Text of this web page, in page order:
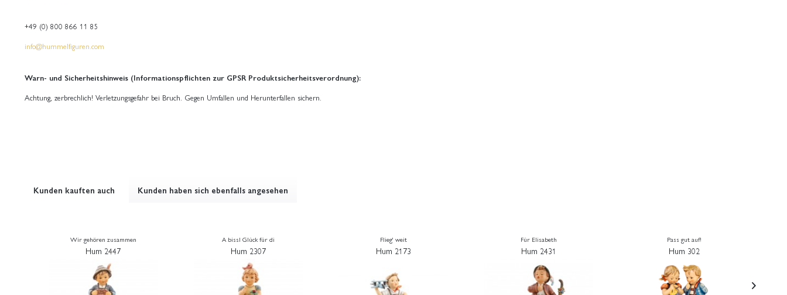
+49 (0) 800 866 11 85
info@hummelfiguren.com
Warn- und Sicherheitshinweis (Informationspflichten zur GPSR Produktsicherheitsverordnung):
Achtung, zerbrechlich! Verletzungsgefahr bei Bruch. Gegen Umfallen und Herunterfallen sichern.
Kunden kauften auch Kunden haben sich ebenfalls angesehen
Wir gehören zusammen
Hum 2447
A bissl Glück für di
Hum 2307
Flieg' weit
Hum 2173
Für Elisabeth
Hum 2431
Pass gut auf!
Hum 302